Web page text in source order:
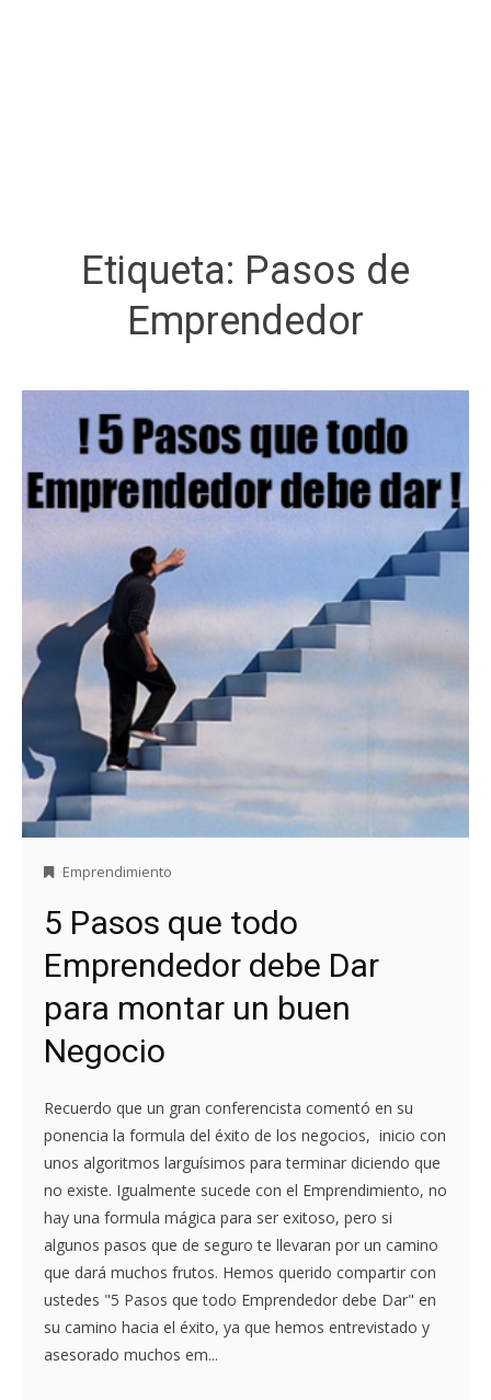
Etiqueta: Pasos de
Emprendedor
Emprendimiento
5 Pasos que todo
Emprendedor debe Dar
para montar un buen
Negocio
Recuerdo que un gran conferencista comentó en su
ponencia la formula del éxito de los negocios, inicio con
unos algoritmos larguísimos para terminar diciendo que
no existe. Igualmente sucede con el Emprendimiento, no
hay una formula mágica para ser exitoso, pero si
algunos pasos que de seguro te llevaran por un camino
que dará muchos frutos. Hemos querido compartir con
ustedes "5 Pasos que todo Emprendedor debe Dar" en
su camino hacia el éxito, ya que hemos entrevistado y
asesorado muchos em...